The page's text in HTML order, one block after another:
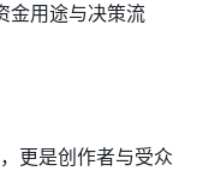
金用途与决策流
更是创作者与受众